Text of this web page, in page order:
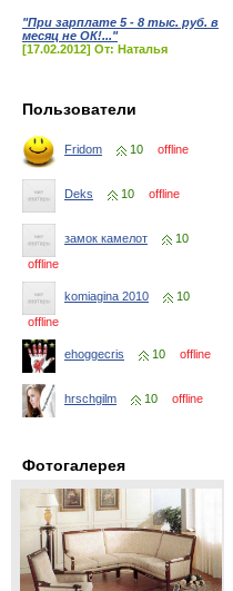
"При зарплате 5 - 8 тыс. руб. в
месяц не ОК!..."
[17.02.2012] От: Наталья
Пользователи
Fridom 10 offline
Deks 10 offline
замок камелот
10
offline
komiagina 2010
10
offline
ehoggecris 10 offline
hrschgilm 10 offline
Фотогалерея